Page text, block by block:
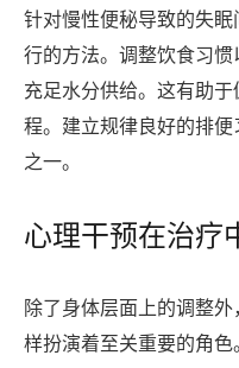
针对慢性便秘导致的失
行的方法。调整饮食习
充足水分供给。这有助
程。建立规律良好的排
之一。
心理干预在治疗
除了身体层面上的调整
样扮演着至关重要的角